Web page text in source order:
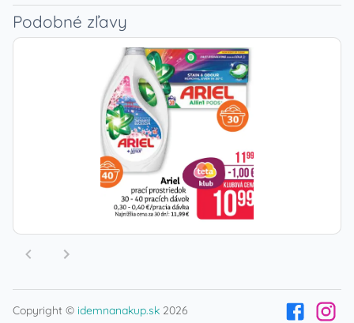
Podobné zľavy
Copyright © idemnanakup.sk 2026